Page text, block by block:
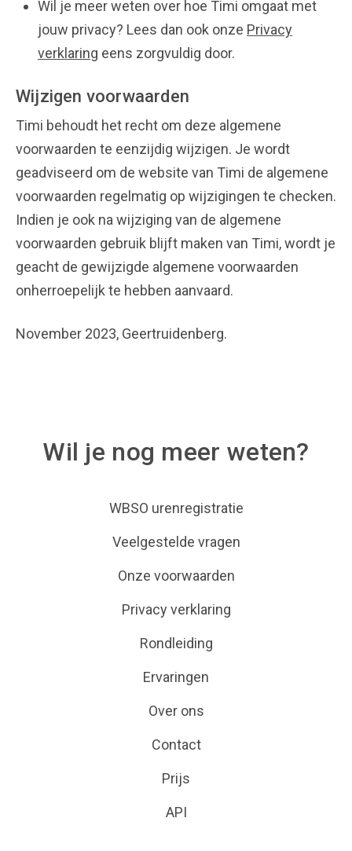
Wil je meer weten over hoe Timi omgaat met
jouw privacy? Lees dan ook onze Privacy
verklaring eens zorgvuldig door.
Wijzigen voorwaarden
Timi behoudt het recht om deze algemene
voorwaarden te eenzijdig wijzigen. Je wordt
geadviseerd om de website van Timi de algemene
voorwaarden regelmatig op wijzigingen te checken.
Indien je ook na wijziging van de algemene
voorwaarden gebruik blijft maken van Timi, wordt je
geacht de gewijzigde algemene voorwaarden
onherroepelijk te hebben aanvaard.
November 2023, Geertruidenberg.
Wil je nog meer weten?
WBSO urenregistratie
Veelgestelde vragen
Onze voorwaarden
Privacy verklaring
Rondleiding
Ervaringen
Over ons
Contact
Prijs
API